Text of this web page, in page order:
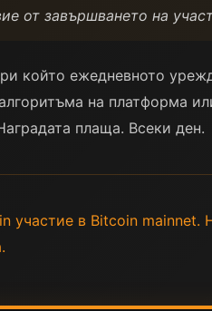
от завършването на
който ежедневното
на платформа
плаща. Всеки ден.
участие в Bitcoin mainnet.